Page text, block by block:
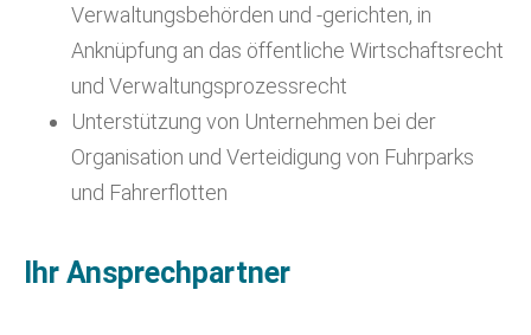
Verwaltungsbehörden und -gerichten, in
Anknüpfung an das öffentliche Wirtschaftsrecht
und Verwaltungsprozessrecht
Unterstützung von Unternehmen bei der
Organisation und Verteidigung von Fuhrparks
und Fahrerflotten
Ihr Ansprechpartner